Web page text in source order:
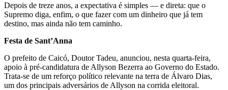
Depois de treze anos, a expectativa é simples — e direta: que o
Supremo diga, enfim, o que fazer com um dinheiro que já tem
destino, mas ainda não tem caminho.
Festa de Sant’Anna
O prefeito de Caicó, Doutor Tadeu, anunciou, nesta quarta-feira,
apoio à pré-candidatura de Allyson Bezerra ao Governo do Estado.
Trata-se de um reforço político relevante na terra de Álvaro Dias,
um dos principais adversários de Allyson na corrida eleitoral.